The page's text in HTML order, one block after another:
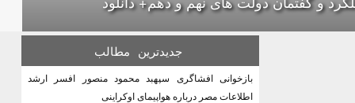
جدیدترین مطالب
بازخوانی افشاگری سپهبد محمود منصور افسر ارشد
اطلاعات مصر درباره هواپیمای اوکراینی